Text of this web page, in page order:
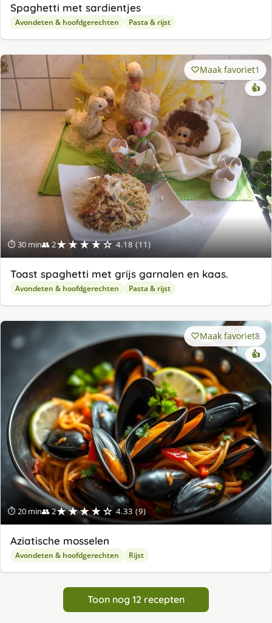
Spaghetti met sardientjes
Avondeten & hoofdgerechten Pasta & rijst
⏱ 30 min👥 2★★★★☆ 4.18 (11)
Maak favoriet1
👍
Toast spaghetti met grijs garnalen en kaas.
Avondeten & hoofdgerechten Pasta & rijst
⏱ 20 min👥 2★★★★☆ 4.33 (9)
Maak favoriet8
👍
Aziatische mosselen
Avondeten & hoofdgerechten Rijst
Toon nog 12 recepten